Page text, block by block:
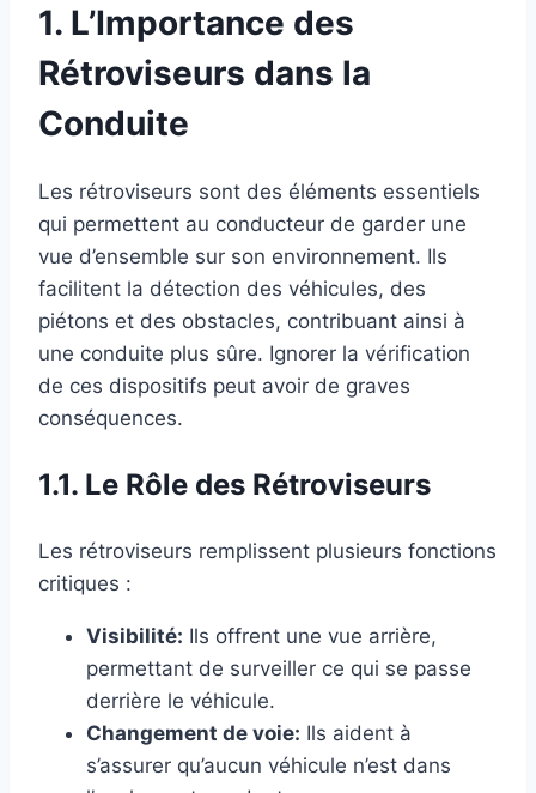
1. L’Importance des
Rétroviseurs dans la
Conduite
Les rétroviseurs sont des éléments essentiels
qui permettent au conducteur de garder une
vue d’ensemble sur son environnement. Ils
facilitent la détection des véhicules, des
piétons et des obstacles, contribuant ainsi à
une conduite plus sûre. Ignorer la vérification
de ces dispositifs peut avoir de graves
conséquences.
1.1. Le Rôle des Rétroviseurs
Les rétroviseurs remplissent plusieurs fonctions
critiques :
Visibilité: Ils offrent une vue arrière,
permettant de surveiller ce qui se passe
derrière le véhicule.
Changement de voie: Ils aident à
s’assurer qu’aucun véhicule n’est dans